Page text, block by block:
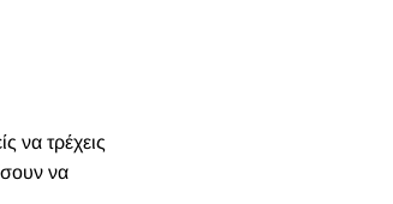
να τρέχεις
να